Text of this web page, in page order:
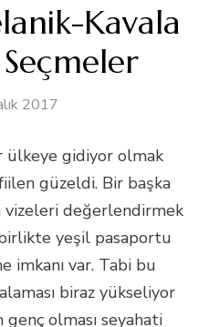
Kavala
2017
ülkeye gidiyor olmak
güzeldi. Bir başka
vizeleri değerlendirmek
yeşil pasaportu
imkanı var. Tabi bu
biraz yükseliyor
olması seyahati